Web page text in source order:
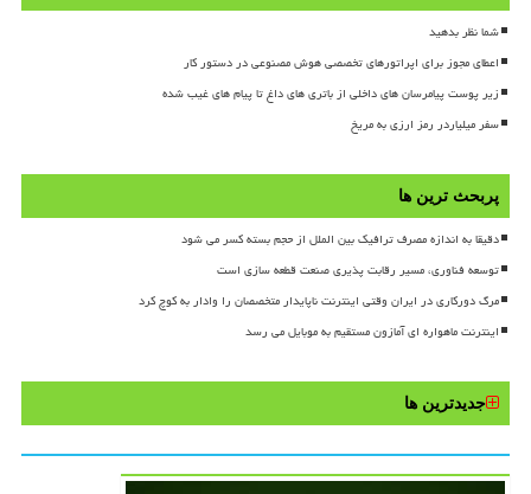
شما نظر بدهید
اعطای مجوز برای اپراتورهای تخصصی هوش مصنوعی در دستور کار
زیر پوست پیامرسان های داخلی از باتری های داغ تا پیام های غیب شده
سفر میلیاردر رمز ارزی به مریخ
پربحث ترین ها
دقیقا به اندازه مصرف ترافیک بین الملل از حجم بسته کسر می شود
توسعه فناوری، مسیر رقابت پذیری صنعت قطعه سازی است
مرگ دورکاری در ایران وقتی اینترنت ناپایدار متخصصان را وادار به کوچ کرد
اینترنت ماهواره ای آمازون مستقیم به موبایل می رسد
جدیدترین ها